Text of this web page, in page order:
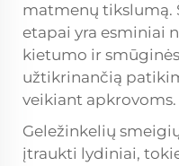
matmenų tikslumą.
etapai yra esminiai
kietumo ir
užtikrinančią
veikiant apkrovoms.
Geležinkelių
įtraukti lydiniai,